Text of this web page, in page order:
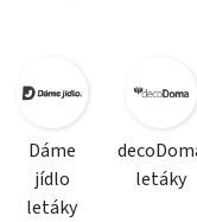
Dáme
jídlo
letáky
letáky